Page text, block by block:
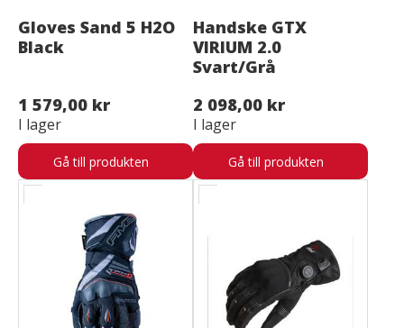
Gloves Sand 5 H2O
Black
1 579,00 kr
I lager
Gå till produkten
Handske GTX
VIRIUM 2.0
Svart/Grå
2 098,00 kr
I lager
Gå till produkten